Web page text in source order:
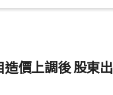
價上調後 股東出